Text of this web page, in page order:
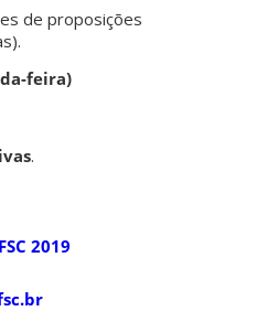
de proposições
feira)
.
2019